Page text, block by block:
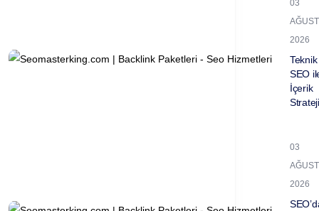
03
2026
Teknik
SEO
İçerik
03
2026